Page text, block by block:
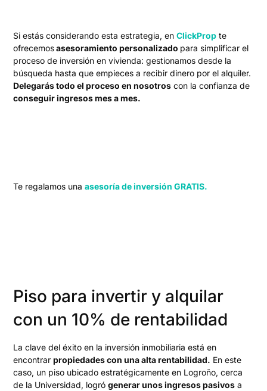
Si estás considerando esta estrategia, enClickProp te
ofrecemosasesoramiento personalizado para simplificar el
proceso de inversión en vivienda: gestionamos desde la
búsqueda hasta que empieces a recibir dinero por el alquiler.
Delegarás todo el proceso en nosotros con la confianza de
conseguir ingresos mes a mes.
Te regalamos unaasesoría de inversión GRATIS.
Piso para invertir y alquilar
con un 10% de rentabilidad
La clave del éxito en la inversión inmobiliaria está en
encontrarpropiedades con una alta rentabilidad. En este
caso, un piso ubicado estratégicamente en Logroño, cerca
de la Universidad, logrógenerar unos ingresos pasivos a